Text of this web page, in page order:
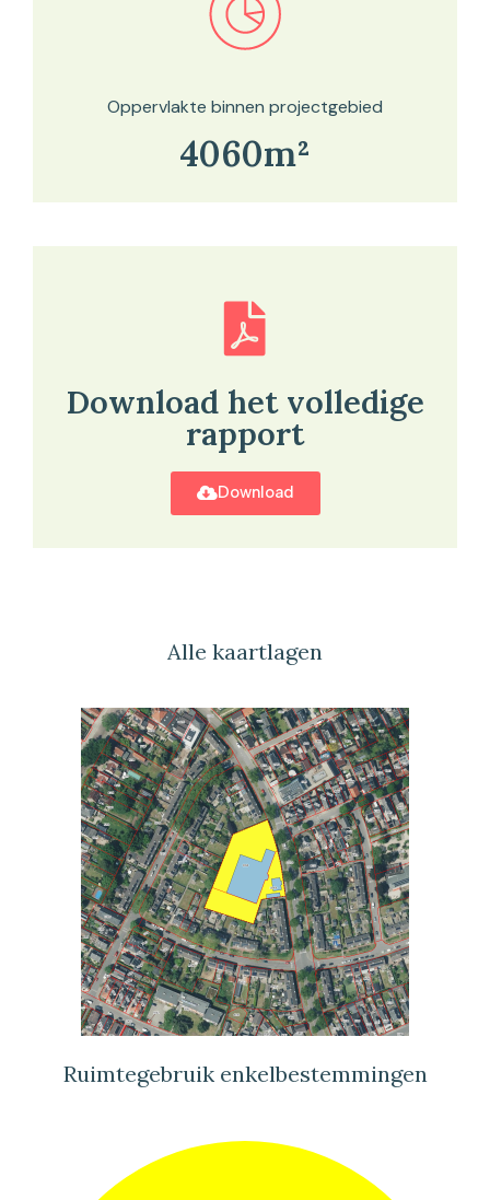
Bekijk in onze kaartviewer
Oppervlakte binnen projectgebied
4060m²
Download het volledige
rapport
Download
Alle kaartlagen
Ruimtegebruik enkelbestemmingen